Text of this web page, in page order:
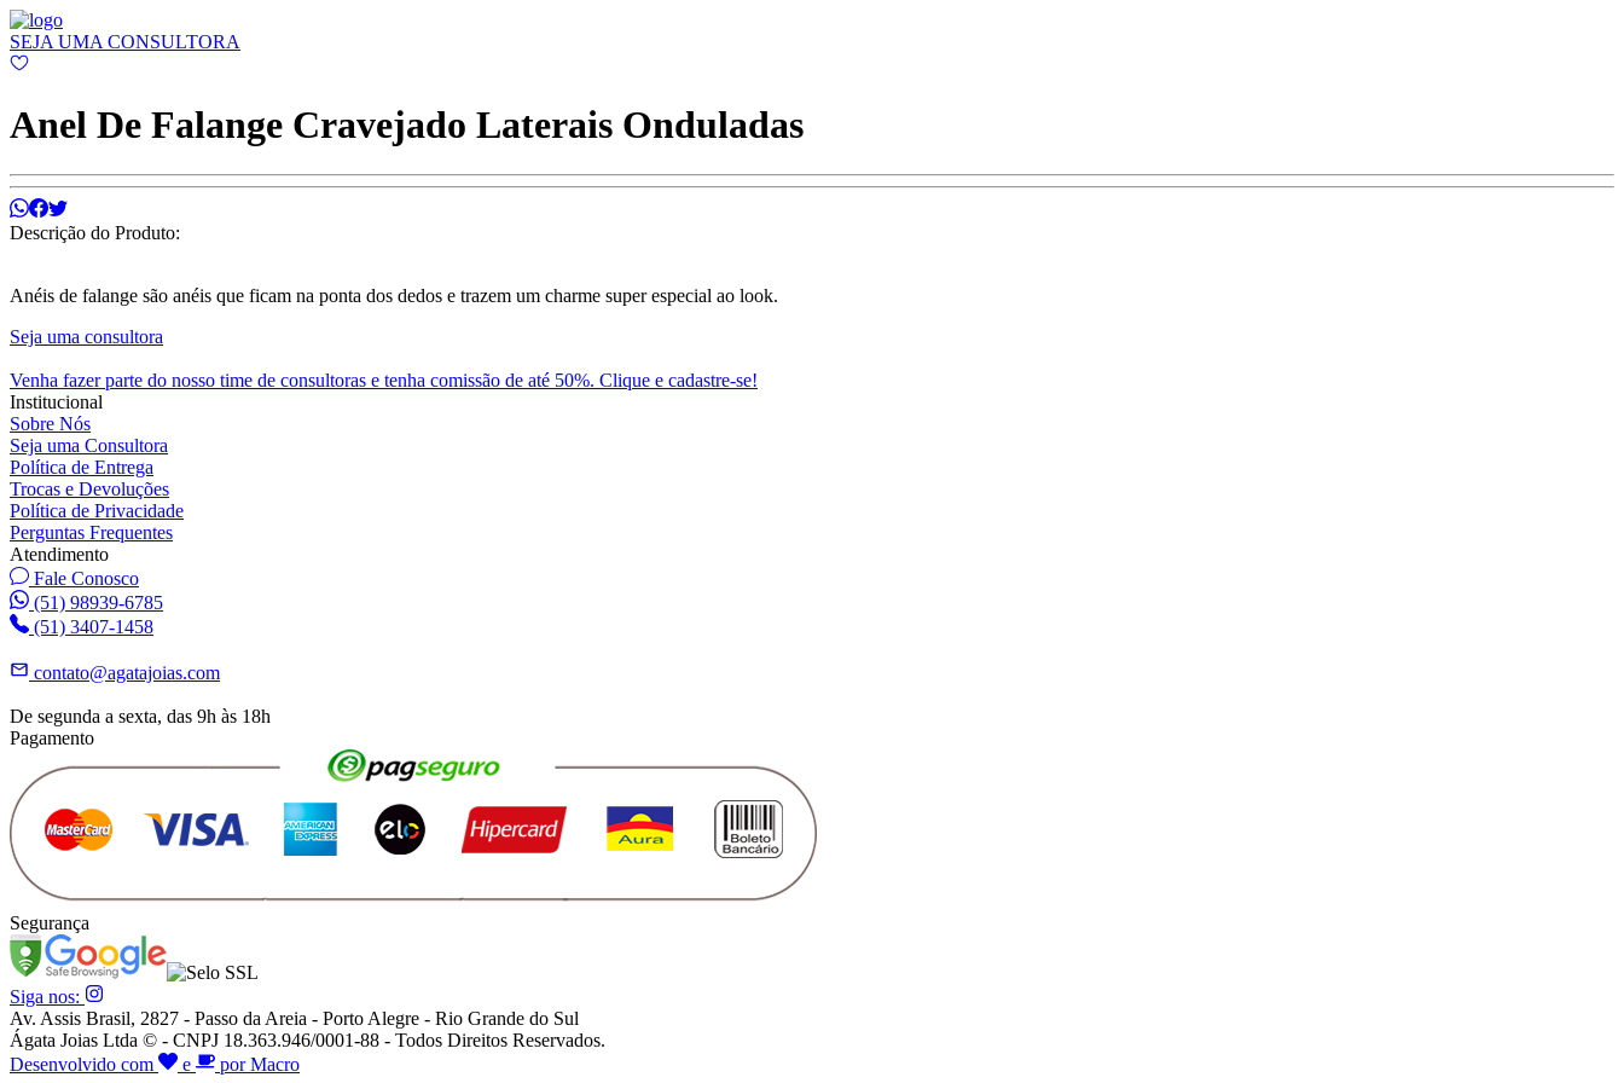
SEJA UMA CONSULTORA
Anel De Falange Cravejado Laterais Onduladas
Descrição do Produto:
Anéis de falange são anéis que ficam na ponta dos dedos e trazem um charme super especial ao look.
Seja uma consultora
Venha fazer parte do nosso time de consultoras e tenha comissão de até 50%. Clique e cadastre-se!
Institucional
Sobre Nós
Seja uma Consultora
Política de Entrega
Trocas e Devoluções
Política de Privacidade
Perguntas Frequentes
Atendimento
Fale Conosco
(51) 98939-6785
(51) 3407-1458
contato@agatajoias.com
De segunda a sexta, das 9h às 18h
Pagamento
Segurança
Siga nos:
Av. Assis Brasil, 2827 - Passo da Areia - Porto Alegre - Rio Grande do Sul
Ágata Joias Ltda © - CNPJ 18.363.946/0001-88 - Todos Direitos Reservados.
Desenvolvido com
e por Macro